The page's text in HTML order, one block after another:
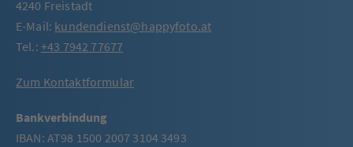
4240 Freistadt
E-Mail: kundendienst@happyfoto.at
Tel.: +43 7942 77677
Zum Kontaktformular
Bankverbindung
IBAN: AT98 1500 2007 3104 3493